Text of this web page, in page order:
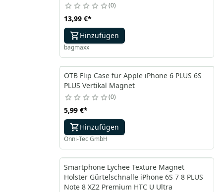
0
13,99 €*
Hinzufügen
bagmaxx
OTB Flip Case für Apple iPhone 6 PLUS 6S
PLUS Vertikal Magnet
0
5,99 €*
Hinzufügen
Onni-Tec GmbH
Smartphone Lychee Texture Magnet
Holster Gürtelschnalle iPhone 6S 7 8 PLUS
Note 8 XZ2 Premium HTC U Ultra